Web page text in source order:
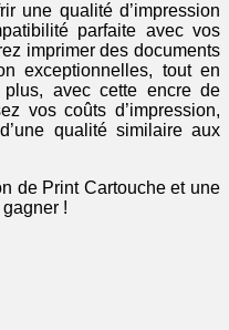
une qualité d’impression
parfaite avec vos
imprimer des documents
exceptionnelles, tout en
plus, avec cette encre de
vos coûts d’impression,
qualité similaire aux
de Print Cartouche et une
!